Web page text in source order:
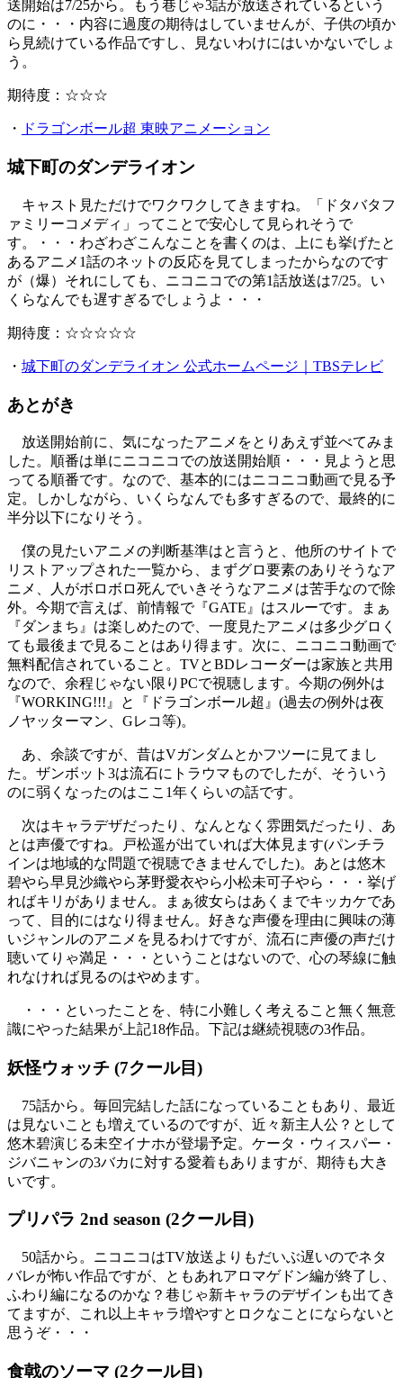
送開始は7/25から。もう巷じゃ3話が放送されているという
のに・・・内容に過度の期待はしていませんが、子供の頃か
ら見続けている作品ですし、見ないわけにはいかないでしょ
う。
期待度：☆☆☆
・ ドラゴンボール超 東映アニメーション
城下町のダンデライオン
キャスト見ただけでワクワクしてきますね。「ドタバタフ
ァミリーコメディ」ってことで安心して見られそうで
す。・・・わざわざこんなことを書くのは、上にも挙げたと
あるアニメ1話のネットの反応を見てしまったからなのです
が（爆）それにしても、ニコニコでの第1話放送は7/25。い
くらなんでも遅すぎるでしょうよ・・・
期待度：☆☆☆☆☆
・ 城下町のダンデライオン 公式ホームページ｜TBSテレビ
あとがき
放送開始前に、気になったアニメをとりあえず並べてみま
した。順番は単にニコニコでの放送開始順・・・見ようと思
ってる順番です。なので、基本的にはニコニコ動画で見る予
定。しかしながら、いくらなんでも多すぎるので、最終的に
半分以下になりそう。
僕の見たいアニメの判断基準はと言うと、他所のサイトで
リストアップされた一覧から、まずグロ要素のありそうなア
ニメ、人がボロボロ死んでいきそうなアニメは苦手なので除
外。今期で言えば、前情報で『GATE』はスルーです。まぁ
『ダンまち』は楽しめたので、一度見たアニメは多少グロく
ても最後まで見ることはあり得ます。次に、ニコニコ動画で
無料配信されていること。TVとBDレコーダーは家族と共用
なので、余程じゃない限りPCで視聴します。今期の例外は
『WORKING!!!』と『ドラゴンボール超』(過去の例外は夜
ノヤッターマン、Gレコ等)。
あ、余談ですが、昔はVガンダムとかフツーに見てまし
た。ザンボット3は流石にトラウマものでしたが、そういう
のに弱くなったのはここ1年くらいの話です。
次はキャラデザだったり、なんとなく雰囲気だったり、あ
とは声優ですね。戸松遥が出ていれば大体見ます(パンチラ
インは地域的な問題で視聴できませんでした)。あとは悠木
碧やら早見沙織やら茅野愛衣やら小松未可子やら・・・挙げ
ればキリがありません。まぁ彼女らはあくまでキッカケであ
って、目的にはなり得ません。好きな声優を理由に興味の薄
いジャンルのアニメを見るわけですが、流石に声優の声だけ
聴いてりゃ満足・・・ということはないので、心の琴線に触
れなければ見るのはやめます。
・・・といったことを、特に小難しく考えること無く無意
識にやった結果が上記18作品。下記は継続視聴の3作品。
妖怪ウォッチ (7クール目)
75話から。毎回完結した話になっていることもあり、最近
は見ないことも増えているのですが、近々新主人公？として
悠木碧演じる未空イナホが登場予定。ケータ・ウィスパー・
ジバニャンの3バカに対する愛着もありますが、期待も大き
いです。
プリパラ 2nd season (2クール目)
50話から。ニコニコはTV放送よりもだいぶ遅いのでネタ
バレが怖い作品ですが、ともあれアロマゲドン編が終了し、
ふわり編になるのかな？巷じゃ新キャラのデザインも出てき
てますが、これ以上キャラ増やすとロクなことにならないと
思うぞ・・・
食戟のソーマ (2クール目)